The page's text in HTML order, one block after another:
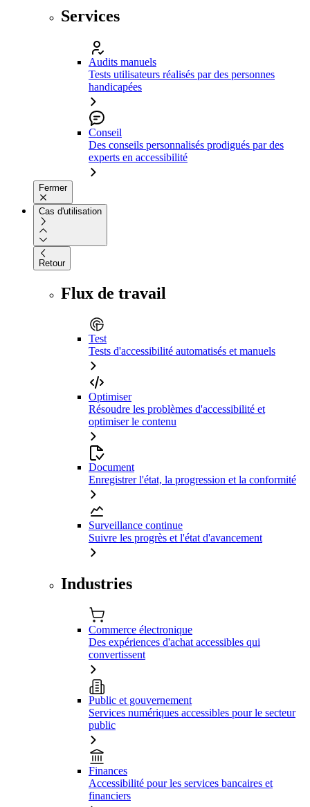
Services
Audits manuels
Tests utilisateurs réalisés par des personnes
handicapées
Conseil
Des conseils personnalisés prodigués par des
experts en accessibilité
Fermer
Cas d'utilisation
Retour
Flux de travail
Test
Tests d'accessibilité automatisés et manuels
Optimiser
Résoudre les problèmes d'accessibilité et
optimiser le contenu
Document
Enregistrer l'état, la progression et la conformité
Surveillance continue
Suivre les progrès et l'état d'avancement
Industries
Commerce électronique
Des expériences d'achat accessibles qui
convertissent
Public et gouvernement
Services numériques accessibles pour le secteur
public
Finances
Accessibilité pour les services bancaires et
financiers